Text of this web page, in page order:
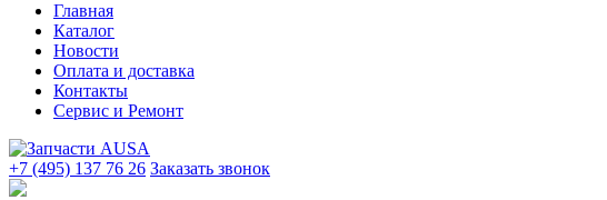
Главная
Каталог
Новости
Оплата и доставка
Контакты
Сервис и Ремонт
+7 (495) 137 76 26 Заказать звонок